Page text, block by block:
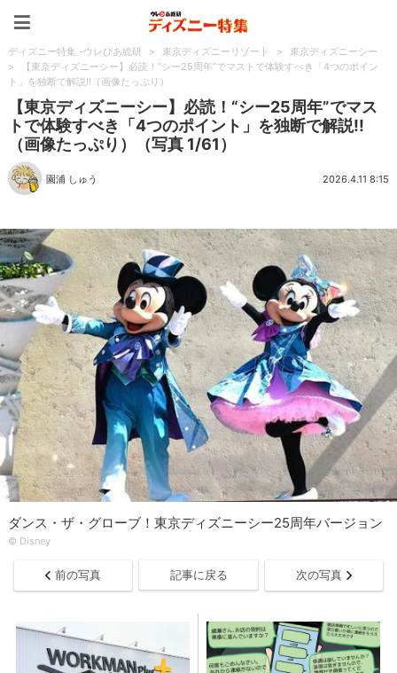
ディズニー特集 -ウレぴあ総研 > 東京ディズニーリゾート >
東京ディズニーシー
>
【東京ディズニーシー】必読！“シー25周年”でマストで体験すべき「4つのポイン
ト」を独断で解説!!（画像たっぷり）
【東京ディズニーシー】必読！“シー25周年”でマス
トで体験すべき「4つのポイント」を独断で解説!!
（画像たっぷり）（写真 1/61）
園浦 しゅう 2026.4.11 8:15
ダンス・ザ・グローブ！東京ディズニーシー25周年バージョン
© Disney
前の写真 記事に戻る 次の写真